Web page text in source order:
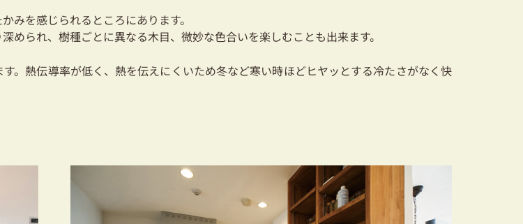
みを感じられるところにあります。
られ、樹種ごとに異なる木目、微妙な色合いを楽しむことも出来ます。
。熱伝導率が低く、熱を伝えにくいため冬など寒い時ほどヒヤッとする冷たさがなく快